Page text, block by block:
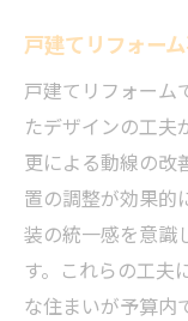
戸建てリフォー
戸建てリフォーム
たデザインの工夫
更による動線の改
置の調整が効果的
装の統一感を意識
す。これらの工夫
な住まいが予算内